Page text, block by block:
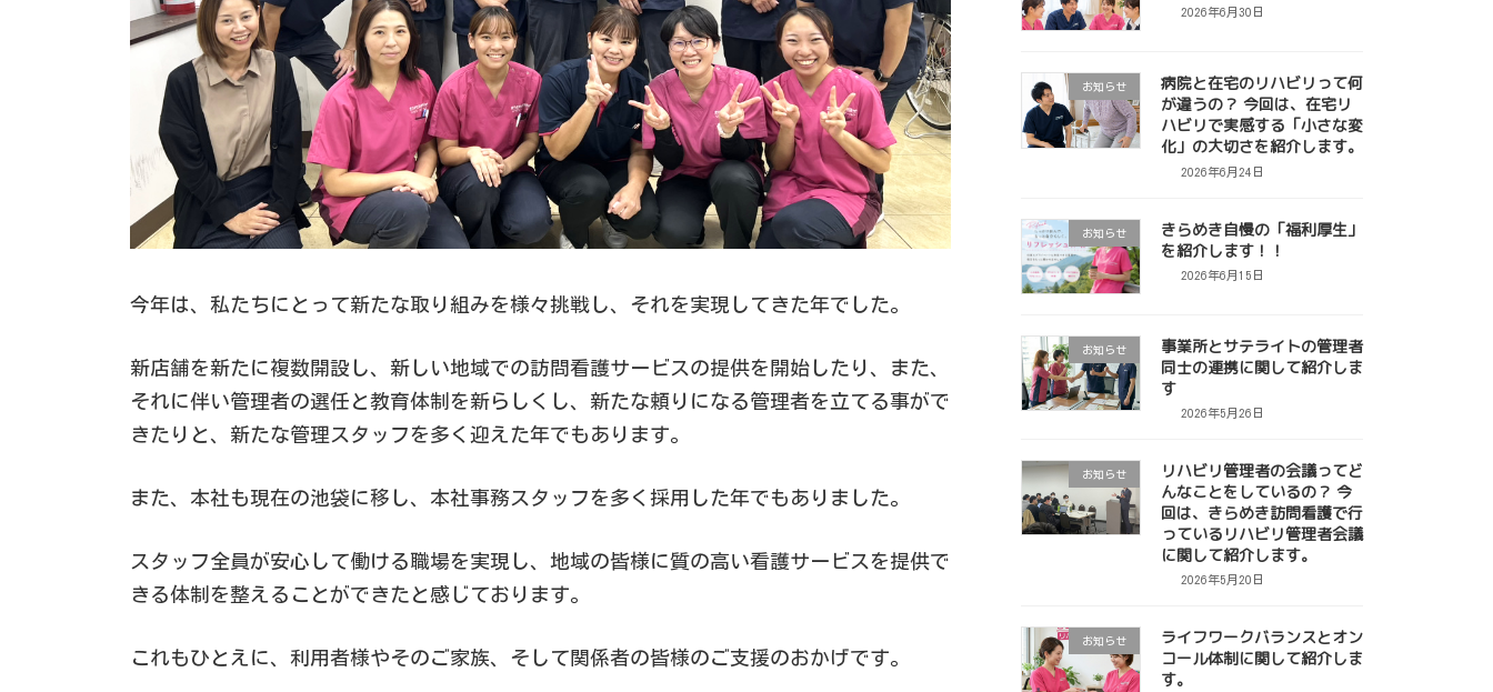
今年は、私たちにとって新たな取り組みを様々挑戦し、それを実現してきた年でした。
新店舗を新たに複数開設し、新しい地域での訪問看護サービスの提供を開始したり、また、
それに伴い管理者の選任と教育体制を新らしくし、新たな頼りになる管理者を立てる事がで
きたりと、新たな管理スタッフを多く迎えた年でもあります。
また、本社も現在の池袋に移し、本社事務スタッフを多く採用した年でもありました。
スタッフ全員が安心して働ける職場を実現し、地域の皆様に質の高い看護サービスを提供で
きる体制を整えることができたと感じております。
これもひとえに、利用者様やそのご家族、そして関係者の皆様のご支援のおかげです。
2026年6月30日
お知らせ
病院と在宅のリハビリって何
が違うの？ 今回は、在宅リ
ハビリで実感する「小さな変
化」の大切さを紹介します。
2026年6月24日
お知らせ
きらめき自慢の「福利厚生」
を紹介します！！
2026年6月15日
お知らせ
事業所とサテライトの管理者
同士の連携に関して紹介しま
す
2026年5月26日
お知らせ
リハビリ管理者の会議ってど
んなことをしているの？ 今
回は、きらめき訪問看護で行
っているリハビリ管理者会議
に関して紹介します。
2026年5月20日
お知らせ
ライフワークバランスとオン
コール体制に関して紹介しま
す。